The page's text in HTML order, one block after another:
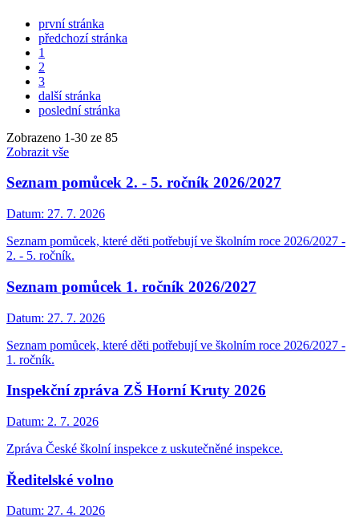
první stránka
předchozí stránka
1
2
3
další stránka
poslední stránka
Zobrazeno 1-30 ze 85
Zobrazit vše
Seznam pomůcek 2. - 5. ročník 2026/2027
Datum: 27. 7. 2026
Seznam pomůcek, které děti potřebují ve školním roce 2026/2027 -
2. - 5. ročník.
Seznam pomůcek 1. ročník 2026/2027
Datum: 27. 7. 2026
Seznam pomůcek, které děti potřebují ve školním roce 2026/2027 -
1. ročník.
Inspekční zpráva ZŠ Horní Kruty 2026
Datum: 2. 7. 2026
Zpráva České školní inspekce z uskutečněné inspekce.
Ředitelské volno
Datum: 27. 4. 2026